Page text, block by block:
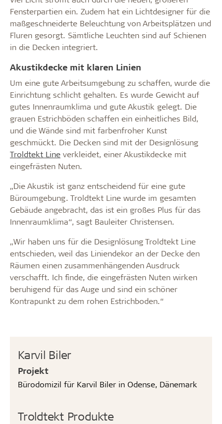
Karvil Biler
Projekt
Bürodomizil für Karvil Biler in Odense, Dänemark
Troldtekt Produkte
Fensterpartien ein. Zudem hat ein Lichtdesigner für die
maßgeschneiderte Beleuchtung von Arbeitsplätzen und
Fluren gesorgt. Sämtliche Leuchten sind auf Schienen
in die Decken integriert.
Akustikdecke mit klaren Linien
Um eine gute Arbeitsumgebung zu schaffen, wurde die
Einrichtung schlicht gehalten. Es wurde Gewicht auf
gutes Innenraumklima und gute Akustik gelegt. Die
grauen Estrichböden schaffen ein einheitliches Bild,
und die Wände sind mit farbenfroher Kunst
geschmückt. Die Decken sind mit der Designlösung
Troldtekt Line verkleidet, einer Akustikdecke mit
eingefrästen Nuten.
„Die Akustik ist ganz entscheidend für eine gute
Büroumgebung. Troldtekt Line wurde im gesamten
Gebäude angebracht, das ist ein großes Plus für das
Innenraumklima“, sagt Bauleiter Christensen.
„Wir haben uns für die Designlösung Troldtekt Line
entschieden, weil das Liniendekor an der Decke den
Räumen einen zusammenhängenden Ausdruck
verschafft. Ich finde, die eingefrästen Nuten wirken
beruhigend für das Auge und sind ein schöner
Kontrapunkt zu dem rohen Estrichboden.“